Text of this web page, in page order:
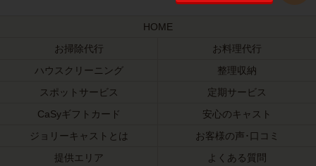
HOME
お掃除代行
お料理代行
ハウスクリーニング
整理収納
スポットサービス
定期サービス
CaSyギフトカード
安心のキャスト
ジョリーキャストとは
お客様の声･口コミ
提供エリア
よくある質問